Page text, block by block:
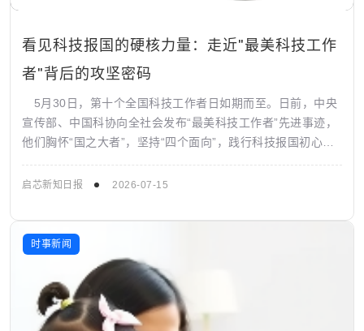
看见科技报国的硬核力量：走近"最美科技工作
者"背后的攻坚密码
5月30日，第十个全国科技工作者日如期而至。日前，中央
宣传部、中国科协向全社会发布“最美科技工作者”先进事迹，
他们胸怀“国之大者”，坚持“四个面向”，践行科技报国初心，
启芯新知日报 2026-07-15
时事新闻